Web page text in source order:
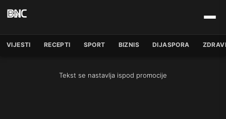
VIJESTI RECEPTI SPORT BIZNIS DIJASPORA
Tekst se nastavlja ispod promocije